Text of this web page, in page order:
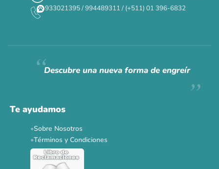
Siempre fuimosraros.
Ver todas las promos 🐾
933021395 / 994489311 / (+511) 01 396-6832
Descubre una nueva forma de engreír
Te ayudamos
Sobre Nosotros
Términos y Condiciones